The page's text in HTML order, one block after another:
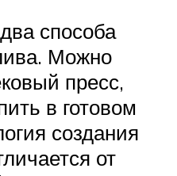
способа
Можно
пресс,
в готовом
создания
от